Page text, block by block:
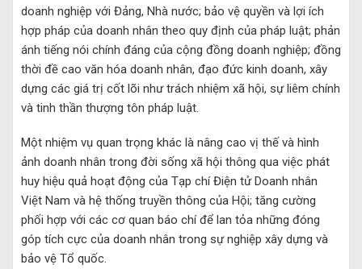
doanh nghiệp với Đảng, Nhà nước; bảo vệ quyền và lợi ích
hợp pháp của doanh nhân theo quy định của pháp luật; phản
ánh tiếng nói chính đáng của cộng đồng doanh nghiệp; đồng
thời đề cao văn hóa doanh nhân, đạo đức kinh doanh, xây
dựng các giá trị cốt lõi như trách nhiệm xã hội, sự liêm chính
và tinh thần thượng tôn pháp luật.
Một nhiệm vụ quan trọng khác là nâng cao vị thế và hình
ảnh doanh nhân trong đời sống xã hội thông qua việc phát
huy hiệu quả hoạt động của Tạp chí Điện tử Doanh nhân
Việt Nam và hệ thống truyền thông của Hội; tăng cường
phối hợp với các cơ quan báo chí để lan tỏa những đóng
góp tích cực của doanh nhân trong sự nghiệp xây dựng và
bảo vệ Tổ quốc.